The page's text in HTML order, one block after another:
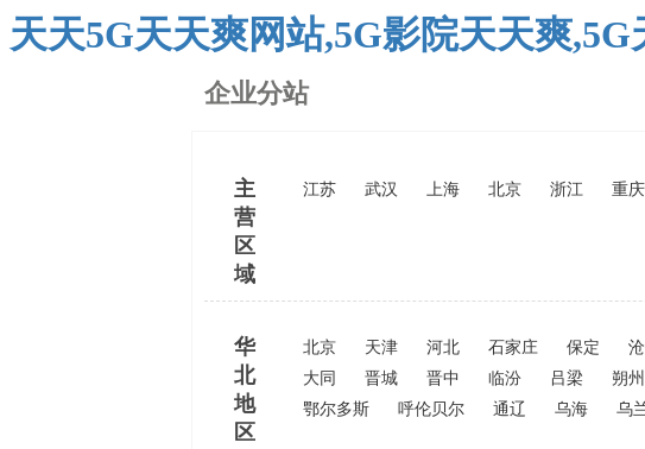
天天5G天天爽网站,5G影院天天爽
企业分站
主
营
区
域
江苏 武汉 上海 北京 浙江 重庆
华
北
地
区
北京 天津 河北 石家庄 保定
大同
晋城 晋中 临汾 吕梁 朔州
鄂尔多斯
呼伦贝尔 通辽 乌海 乌